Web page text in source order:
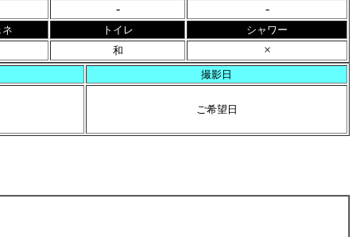
- -
トイレ
シャワー
和
×
撮影日
ご希望日